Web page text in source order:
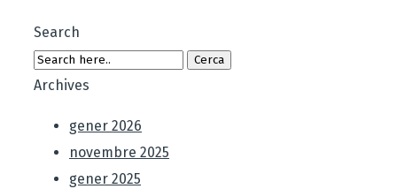
Search
Archives
gener 2026
novembre 2025
gener 2025